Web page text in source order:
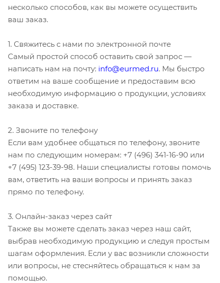
несколько способов, как вы можете осуществить
ваш заказ.
1. Свяжитесь с нами по электронной почте
Самый простой способ оставить свой запрос —
написать нам на почту: info@eurmed.ru. Мы быстро
ответим на ваше сообщение и предоставим всю
необходимую информацию о продукции, условиях
заказа и доставке.
2. Звоните по телефону
Если вам удобнее общаться по телефону, звоните
нам по следующим номерам: +7 (496) 341-16-90 или
+7 (495) 123-39-98. Наши специалисты готовы помочь
вам, ответить на ваши вопросы и принять заказ
прямо по телефону.
3. Онлайн-заказ через сайт
Также вы можете сделать заказ через наш сайт,
выбрав необходимую продукцию и следуя простым
шагам оформления. Если у вас возникли сложности
или вопросы, не стесняйтесь обращаться к нам за
помощью.